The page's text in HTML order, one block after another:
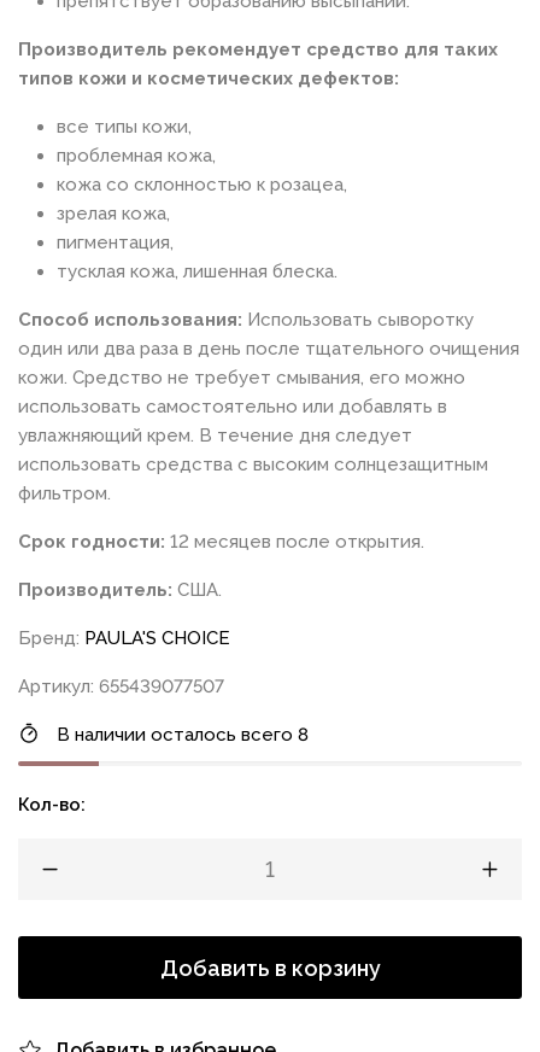
Производитель рекомендует средство для таких
типов кожи и косметических дефектов:
все типы кожи,
проблемная кожа,
кожа со склонностью к розацеа,
зрелая кожа,
пигментация,
тусклая кожа, лишенная блеска.
Способ использования: Использовать сыворотку
один или два раза в день после тщательного очищения
кожи. Средство не требует смывания, его можно
использовать самостоятельно или добавлять в
увлажняющий крем. В течение дня следует
использовать средства с высоким солнцезащитным
фильтром.
Срок годности: 12 месяцев после открытия.
Производитель: США.
Бренд: PAULA'S CHOICE
Артикул: 655439077507
В наличии осталось всего 8
Кол-во:
Добавить в корзину